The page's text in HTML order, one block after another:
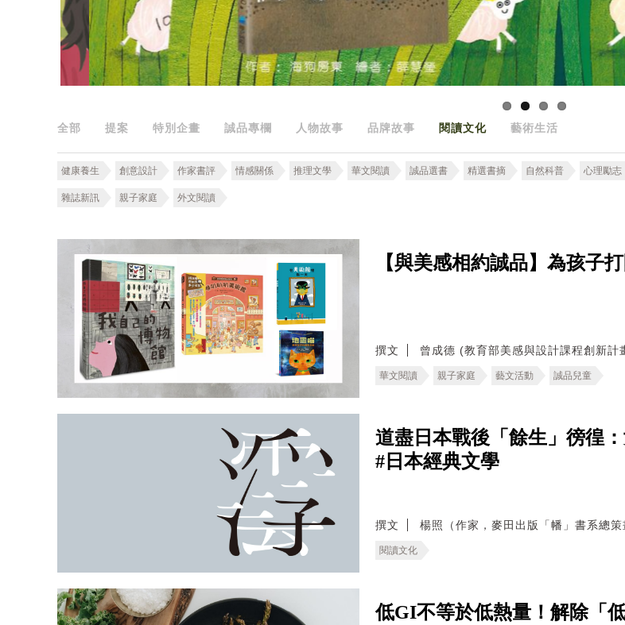
全部 提案 特別企畫 誠品專欄 人物故事 品牌故事 閱讀文化 藝術生活
健康養生 創意設計 作家書評 情感關係 推理文學 華文閱讀 誠品選書 精選書摘 自然科普 心理勵志
雜誌新訊 親子家庭 外文閱讀
【與美感相約誠品】為孩子
撰文 曾成德 (教育部美感與設計課程創新計
華文閱讀 親子家庭 藝文活動 誠品兒童
道盡日本戰後「餘生」徬徨
#日本經典文學
撰文 楊照（作家，麥田出版「幡」書系總策
閱讀文化
低GI不等於低熱量！解除「